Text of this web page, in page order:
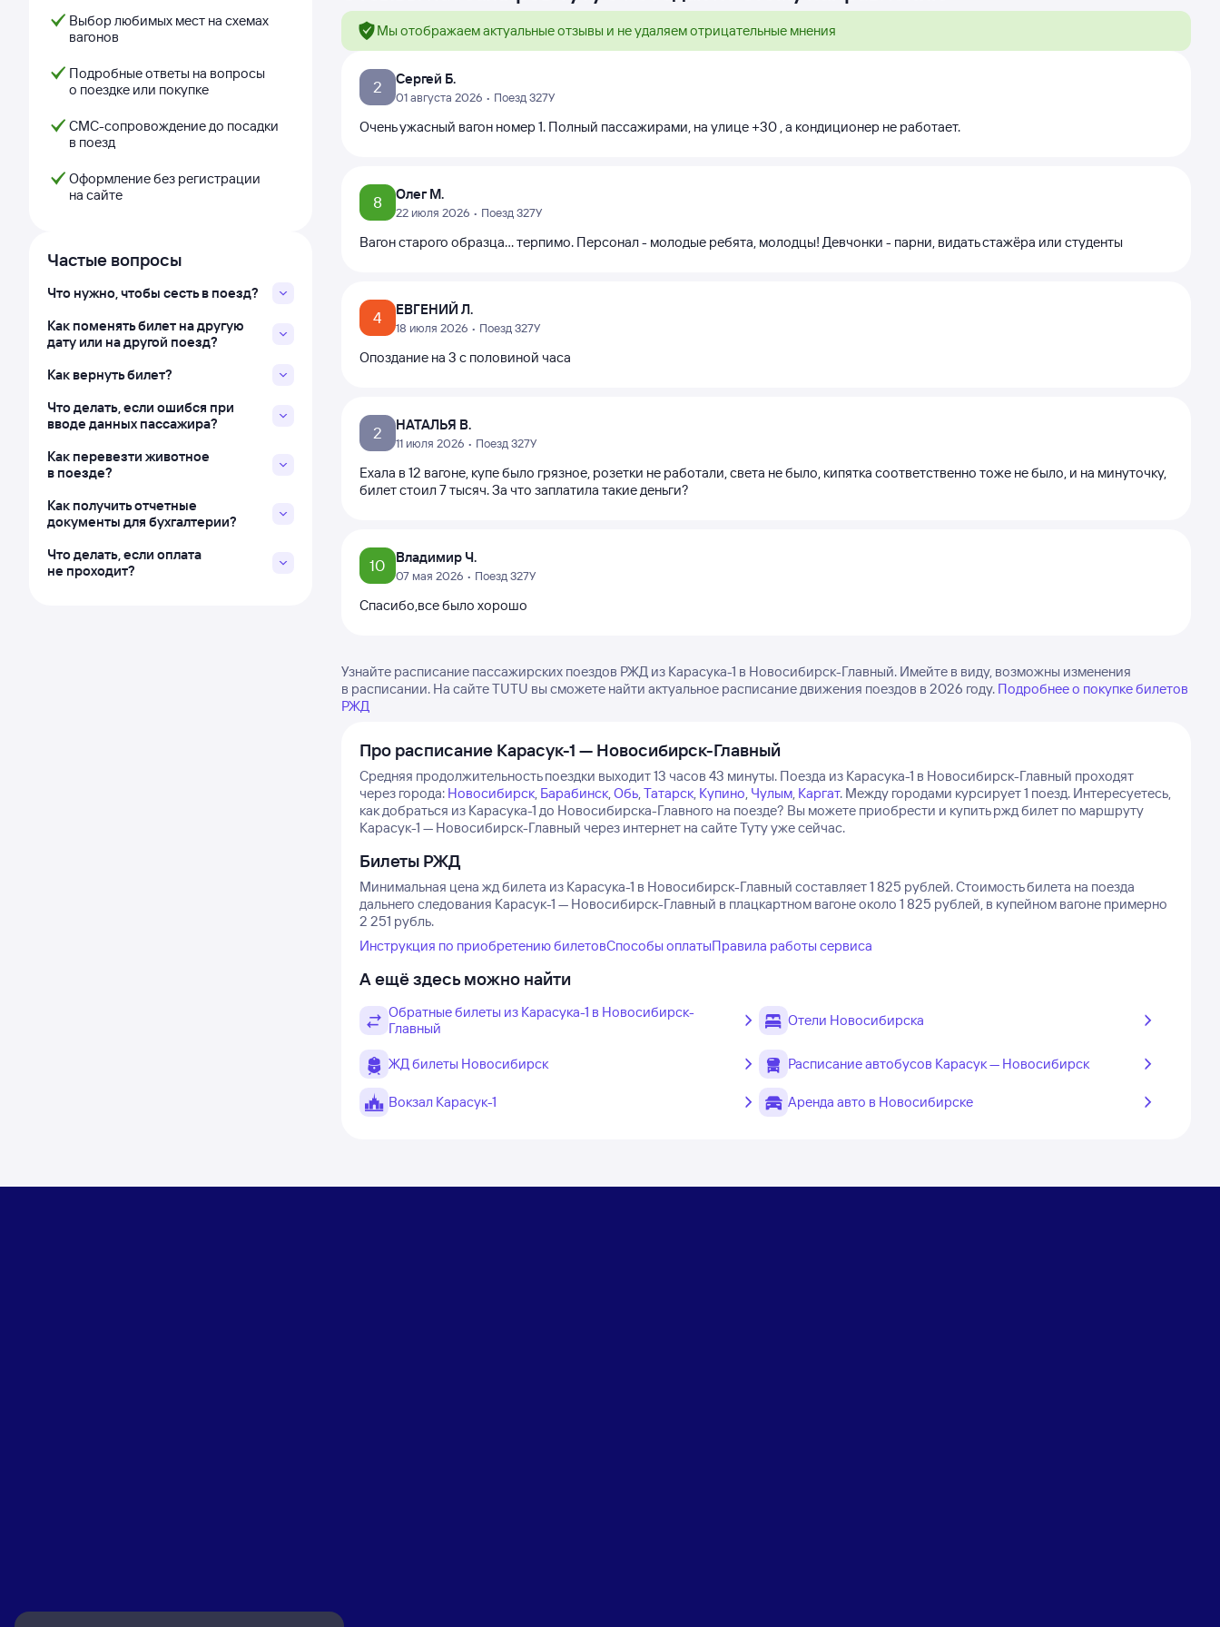
Выбор любимых мест на схемах
вагонов
Подробные ответы на вопросы
о поездке или покупке
СМС-сопровождение до посадки
в поезд
Оформление без регистрации
на сайте
Частые вопросы
Что нужно, чтобы сесть в поезд?
Как поменять билет на другую
дату или на другой поезд?
Как вернуть билет?
Что делать, если ошибся при
вводе данных пассажира?
Как перевезти животное
в поезде?
Как получить отчетные
документы для бухгалтерии?
Что делать, если оплата
не проходит?
Мы отображаем актуальные отзывы и не удаляем отрицательные мнения
2 Сергей Б.
01 августа 2026 • Поезд 327У
Очень ужасный вагон номер 1. Полный пассажирами, на улице +30 , а кондиционер не работает.
8 Олег М.
22 июля 2026 • Поезд 327У
Вагон старого образца... терпимо. Персонал - молодые ребята, молодцы! Девчонки - парни, видать стажёра или студенты
4 ЕВГЕНИЙ Л.
18 июля 2026 • Поезд 327У
Опоздание на 3 с половиной часа
2 НАТАЛЬЯ В.
11 июля 2026 • Поезд 327У
Ехала в 12 вагоне, купе было грязное, розетки не работали, света не было, кипятка соответственно тоже не было, и на минуточку,
билет стоил 7 тысяч. За что заплатила такие деньги?
10 Владимир Ч.
07 мая 2026 • Поезд 327У
Спасибо,все было хорошо
Узнайте расписание пассажирских поездов РЖД из Карасука-1 в Новосибирск-Главный. Имейте в виду, возможны изменения
в расписании. На сайте TUTU вы сможете найти актуальное расписание движения поездов в 2026 году. Подробнее о покупке билетов
РЖД
Про расписание Карасук-1 — Новосибирск-Главный
Средняя продолжительность поездки выходит 13 часов 43 минуты. Поезда из Карасука-1 в Новосибирск-Главный проходят
через города: Новосибирск, Барабинск,Обь,Татарск, Купино, Чулым, Каргат. Между городами курсирует 1 поезд. Интересуетесь,
как добраться из Карасука-1 до Новосибирска-Главного на поезде? Вы можете приобрести и купить ржд билет по маршруту
Карасук-1 — Новосибирск-Главный через интернет на сайте Туту уже сейчас.
Билеты РЖД
Минимальная цена жд билета из Карасука-1 в Новосибирск-Главный составляет 1 825 рублей.Стоимость билета на поезда
дальнего следования Карасук-1 — Новосибирск-Главный в плацкартном вагоне около 1 825 рублей, в купейном вагоне примерно
2 251 рубль.
Инструкция по приобретению билетовСпособы оплатыПравила работы сервиса
А ещё здесь можно найти
Обратные билеты из Карасука-1 в Новосибирск-
Главный
Отели Новосибирска
ЖД билеты Новосибирск Расписание автобусов Карасук — Новосибирск
Вокзал Карасук-1 Аренда авто в Новосибирске